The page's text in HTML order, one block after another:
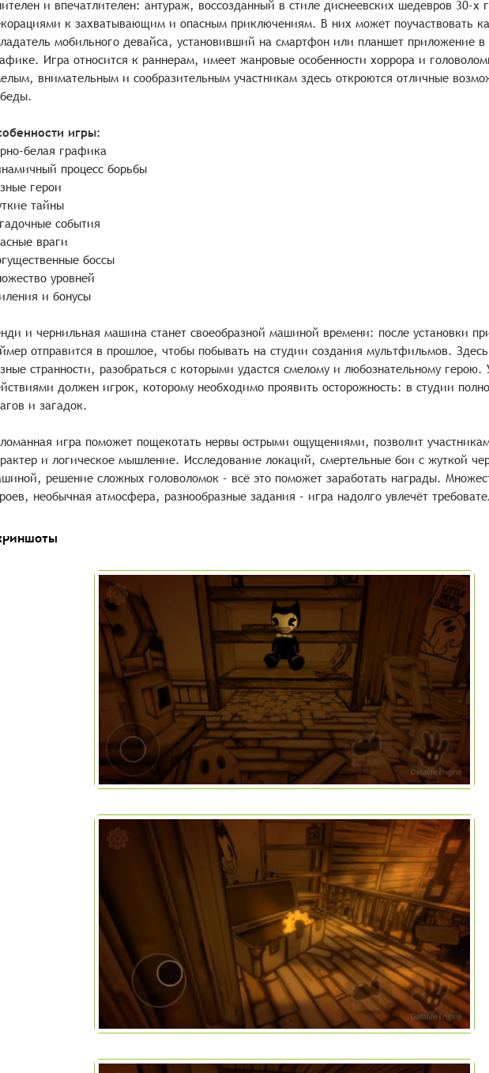
и впечатлителен: антураж, воссозданный в стиле диснеевских шедевров 30-х
к захватывающим и опасным приключениям. В них может поучаствовать
мобильного девайса, установивший на смартфон или планшет приложение в
Игра относится к раннерам, имеет жанровые особенности хоррора и
внимательным и сообразительным участникам здесь откроются отличные
игры:
белая графика
процесс борьбы
герои
тайны
события
враги
боссы
уровней
и бонусы
и чернильная машина станет своеобразной машиной времени: после установки
отправится в прошлое, чтобы побывать на студии создания мультфильмов.
странности, разобраться с которыми удастся смелому и любознательному герою.
должен игрок, которому необходимо проявить осторожность: в студии
и загадок.
игра поможет пощекотать нервы острыми ощущениями, позволит
и логическое мышление. Исследование локаций, смертельные бои с жуткой
решение сложных головоломок – всё это поможет заработать награды.
необычная атмосфера, разнообразные задания – игра надолго увлечёт